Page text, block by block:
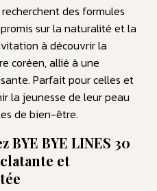
des formules
sur la naturalité et la
à découvrir la
coréen, allié à une
Parfait pour celles et
la jeunesse de leur peau
de bien-être.
BYE LINES 30
et